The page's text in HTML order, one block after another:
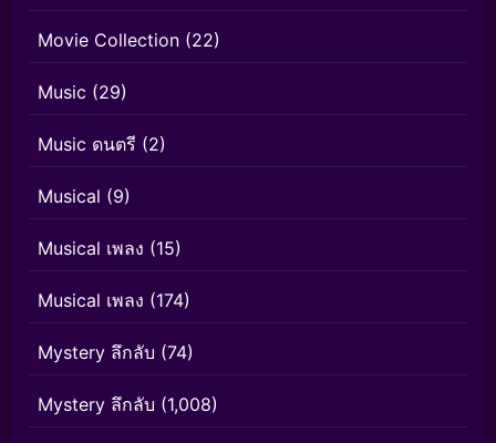
Movie Collection (22)
Music (29)
Music ดนตรี (2)
Musical (9)
Musical เพลง (15)
Musical เพลง (174)
Mystery ลึกลับ (74)
Mystery ลึกลับ (1,008)